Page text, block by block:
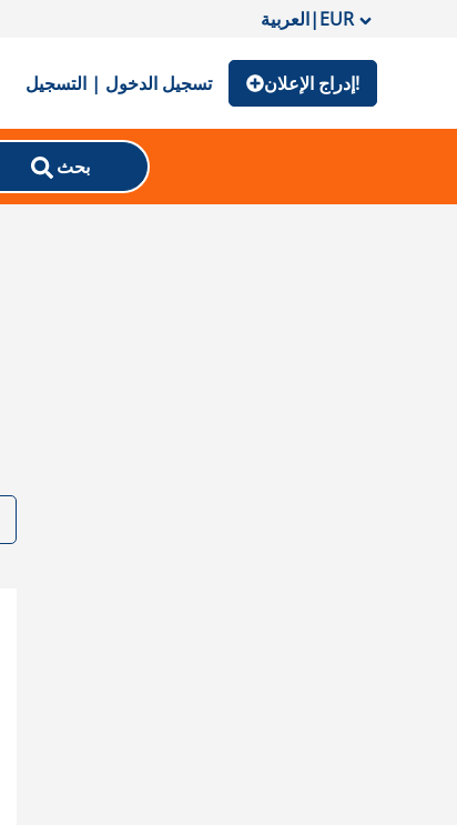
العربية|EUR
تسجيل الدخول | التسجيل إدراج الإعلان!
بحث